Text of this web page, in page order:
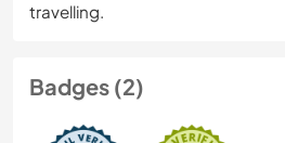
travelling.
Badges (2)